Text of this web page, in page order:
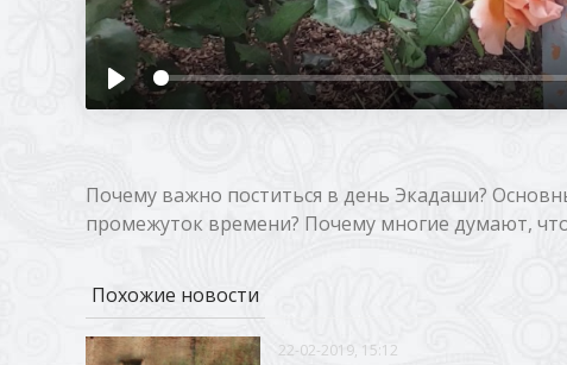
Почему важно поститься в день Экадаши?
промежуток времени? Почему многие думают,
Похожие новости
22-02-2019, 15:12